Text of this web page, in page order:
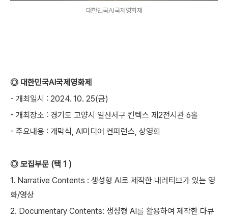
대한민국AI국제영화제
◎ 대한민국AI국제영화제
- 개최일시 : 2024. 10. 25(금)
- 개최장소 : 경기도 고양시 일산서구 킨텍스 제2전시관 6홀
- 주요내용 : 개막식, AI미디어 컨퍼런스, 상영회
◎ 모집부문 (택 1 )
1. Narrative Contents : 생성형 AI로 제작한 내러티브가 있는 영
화/영상
2. Documentary Contents: 생성형 AI를 활용하여 제작한 다큐